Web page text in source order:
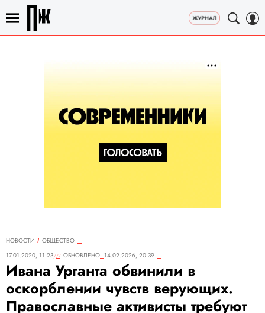
НОВОСТИ
ОБЩЕСТВО
17.01.2020, 11:23
ОБНОВЛЕНО 14.02.2026, 20:39
Ивана Урганта обвинили в
оскорблении чувств верующих.
Православные активисты требуют